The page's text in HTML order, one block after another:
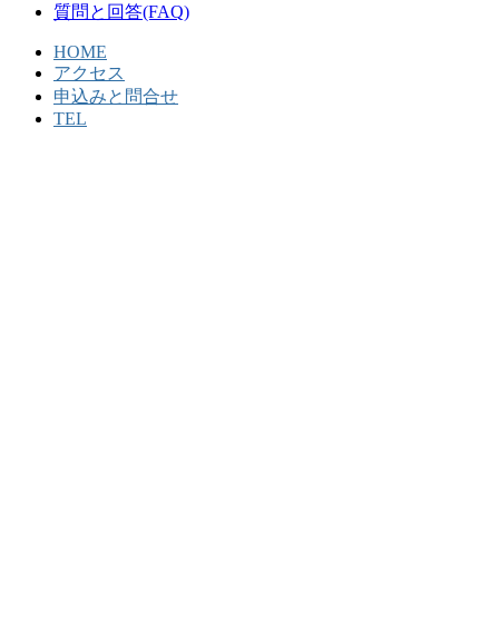
質問と回答(FAQ)
HOME
アクセス
申込みと問合せ
TEL